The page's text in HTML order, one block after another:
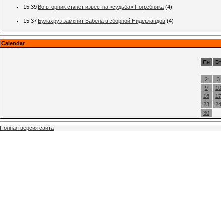
15:39 Во вторник станет известна «судьба» Погребняка (4)
15:37 Булахруз заменит Бабела в сборной Нидерландов (4)
Calendar
Пн Вт
2
3
9
10
16
17
23
24
30
Полная версия сайта